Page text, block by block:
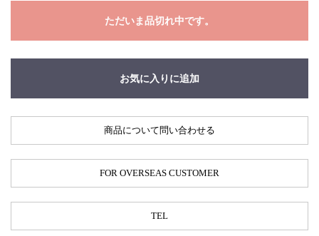
ただいま品切れ中です。
お気に入りに追加
商品について問い合わせる
FOR OVERSEAS CUSTOMER
TEL